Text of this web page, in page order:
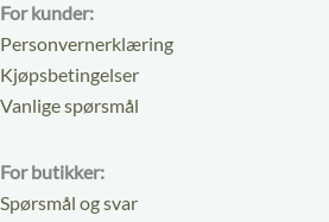
For kunder:
Personvernerklæring
Kjøpsbetingelser
Vanlige spørsmål
For butikker:
Spørsmål og svar